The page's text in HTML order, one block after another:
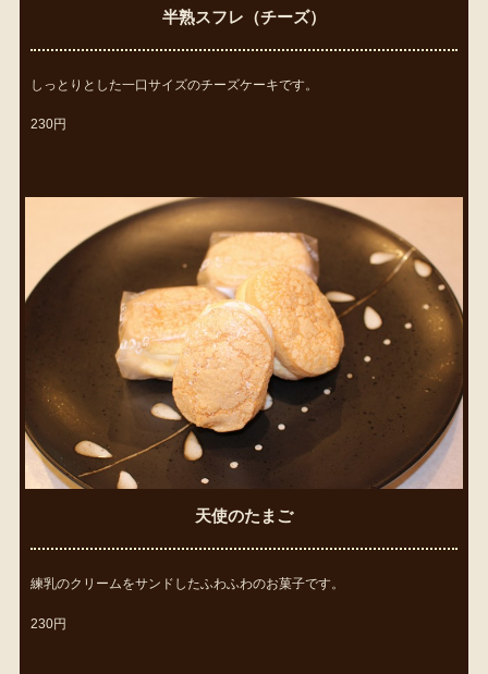
半熟スフレ（チーズ）
しっとりとした一口サイズのチーズケーキです。
230円
天使のたまご
練乳のクリームをサンドしたふわふわのお菓子です。
230円